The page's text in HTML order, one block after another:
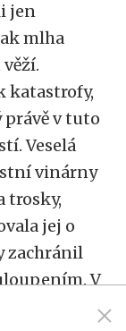
jen
mlha
katastrofy,
právě v tuto
Veselá
vinárny
trosky,
jej o
zachránil
V